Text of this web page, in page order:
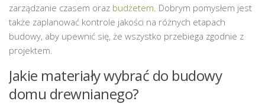
zarządzanie czasem oraz budżetem . Dobrym pomysłem jest
także zaplanować kontrole jakości na różnych etapach
budowy, aby upewnić się, że wszystko przebiega zgodnie z
projektem.
Jakie materiały wybrać do budowy
domu drewnianego?